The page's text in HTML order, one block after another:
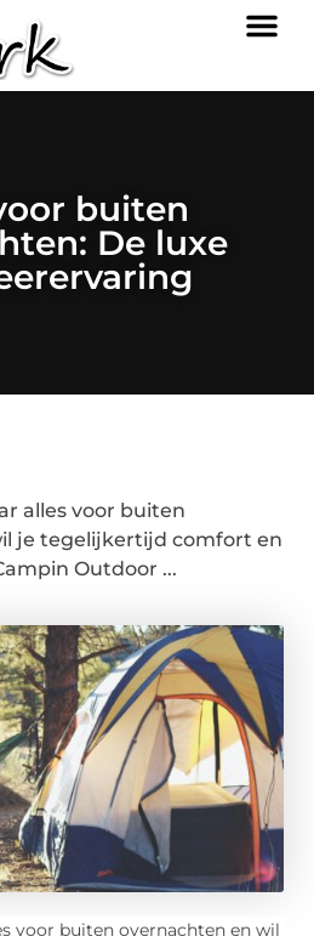
buiten
De luxe
alles voor buiten
je tegelijkertijd comfort en
Outdoor ...
voor buiten overnachten en wil